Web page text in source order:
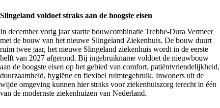
Slingeland voldoet straks aan de hoogste eisen
In december vorig jaar startte bouwcombinatie Trebbe-Dura Vermeer
met de bouw van het nieuwe Slingeland Ziekenhuis. De bouw duurt
ruim twee jaar, het nieuwe Slingeland ziekenhuis wordt in de eerste
helft van 2027 afgerond. Bij ingebruikname voldoet de nieuwbouw
aan de hoogste eisen op het gebied van comfort, patiëntvriendelijkheid,
duurzaamheid, hygiëne en flexibel ruimtegebruik. Inwoners uit de
wijde omgeving kunnen hier straks voor ziekenhuiszorg terecht in één
van de modernste ziekenhuizen van Nederland.